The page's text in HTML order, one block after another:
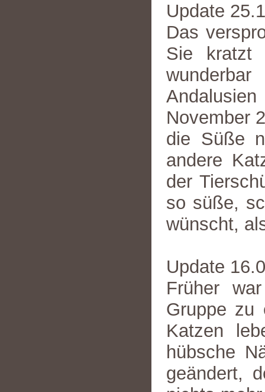
Update
Das
Sie kratzt
November
die Süße
andere
der
so süße,
wünscht,
Update
Früher
Gruppe zu
Katzen
hübsche
geändert,